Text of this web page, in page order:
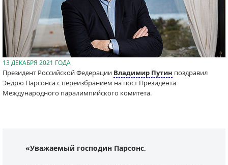
13 ДЕКАБРЯ 2021 ГОДА
Президент Российской Федерации Владимир Путин поздравил
Эндрю Парсонса с переизбранием на пост Президента
Международного паралимпийского комитета.
«Уважаемый господин Парсонс,